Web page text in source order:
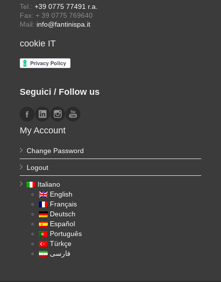
Tel.: +39 0775 77491 r.a.
Fax: + 39 0775 769640
Mail: info@fantinispa.it
cookie IT
Seguici / Follow us
My Account
Change Password
Logout
Italiano
English
Français
Deutsch
Español
Português
Türkçe
فارسی